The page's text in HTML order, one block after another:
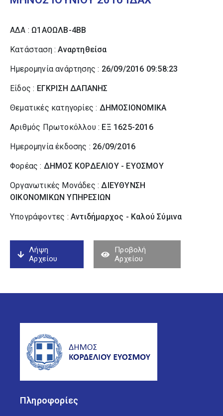
ΑΔΑ : Ω1ΑΟΩΛΒ-4ΒΒ
Κατάσταση :Αναρτηθείσα
Ημερομηνία ανάρτησης : 26/09/2016 09:58:23
Είδος : ΕΓΚΡΙΣΗ ΔΑΠΑΝΗΣ
Θεματικές κατηγορίες : ΔΗΜΟΣΙΟΝΟΜΙΚΑ
Αριθμός Πρωτοκόλλου : ΕΞ 1625-2016
Ημερομηνία έκδοσης : 26/09/2016
Φορέας : ΔΗΜΟΣ ΚΟΡΔΕΛΙΟΥ - ΕΥΟΣΜΟΥ
Οργανωτικές Μονάδες :ΔΙΕΥΘΥΝΣΗ
ΟΙΚΟΝΟΜΙΚΩΝ ΥΠΗΡΕΣΙΩΝ
Υπογράφοντες : Αντιδήμαρχος - Καλού Σύµινα
Λήψη
Αρχείου
Προβολή
Αρχείου
Πληροφορίες